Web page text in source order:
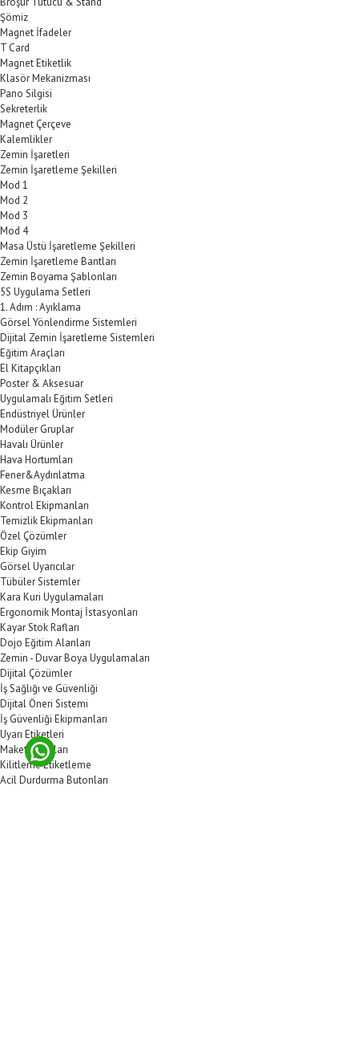
Şömiz
Magnet İfadeler
T Card
Magnet Etiketlik
Klasör Mekanizması
Pano Silgisi
Sekreterlik
Magnet Çerçeve
Kalemlikler
Zemin İşaretleri
Zemin İşaretleme Şekilleri
Mod 1
Mod 2
Mod 3
Mod 4
Masa Üstü İşaretleme Şekilleri
Zemin İşaretleme Bantları
Zemin Boyama Şablonları
5S Uygulama Setleri
1. Adım : Ayıklama
Görsel Yönlendirme Sistemleri
Dijital Zemin İşaretleme Sistemleri
Eğitim Araçları
El Kitapçıkları
Poster & Aksesuar
Uygulamalı Eğitim Setleri
Endüstriyel Ürünler
Modüler Gruplar
Havalı Ürünler
Hava Hortumları
Fener&Aydınlatma
Kesme Bıçakları
Kontrol Ekipmanları
Temizlik Ekipmanları
Özel Çözümler
Ekip Giyim
Görsel Uyarıcılar
Tübüler Sistemler
Kara Kuri Uygulamaları
Ergonomik Montaj İstasyonları
Kayar Stok Rafları
Dojo Eğitim Alanları
Zemin - Duvar Boya Uygulamaları
Dijital Çözümler
İş Sağlığı ve Güvenliği
Dijital Öneri Sistemi
İş Güvenliği Ekipmanları
Uyarı Etiketleri
Maket Bıçakları
Kilitleme Etiketleme
Acil Durdurma Butonları